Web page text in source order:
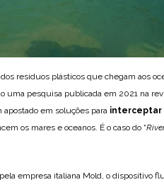
resíduos plásticos que chegam aos
uma pesquisa publicada em 2021 na
em soluções para interceptar
os mares e oceanos. É o caso do “
empresa italiana Mold, o dispositivo